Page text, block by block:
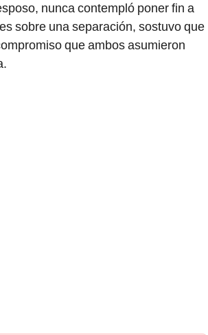
nunca contempló poner fin a
sobre una separación, sostuvo que
que ambos asumieron